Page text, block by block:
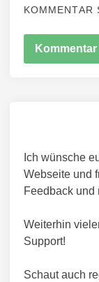
KOMMENTAR
Ich wünsche
Webseite und
Feedback und
Weiterhin
Support!
Schaut auch